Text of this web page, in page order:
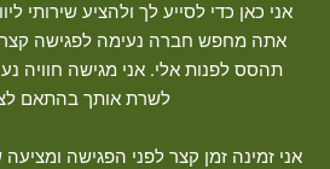
אני כאן כדי לסייע לך ולהציע שירותי
אתה מחפש חברה נעימה לפגישה
תהסס לפנות אלי. אני מגישה חוויה
לשרת אותך בהתאם
אני זמינה זמן קצר לפני הפגישה